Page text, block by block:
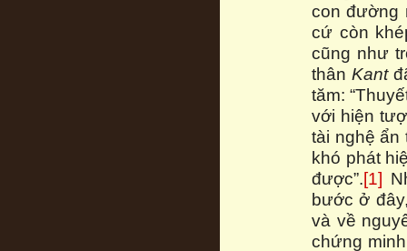
con đường
cứ còn
cũng như
thân Kant
tăm:
với hiện
tài nghệ ẩn
khó phát
được”.[1]
bước ở
và về
chứng